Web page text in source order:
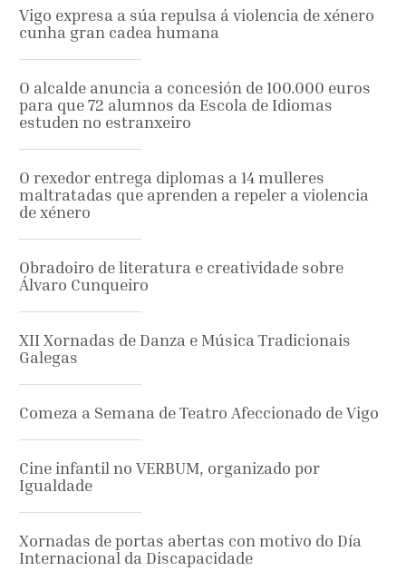
Vigo expresa a súa repulsa á violencia de xénero
cunha gran cadea humana
O alcalde anuncia a concesión de 100.000 euros
para que 72 alumnos da Escola de Idiomas
estuden no estranxeiro
O rexedor entrega diplomas a 14 mulleres
maltratadas que aprenden a repeler a violencia
de xénero
Obradoiro de literatura e creatividade sobre
Álvaro Cunqueiro
XII Xornadas de Danza e Música Tradicionais
Galegas
Comeza a Semana de Teatro Afeccionado de Vigo
Cine infantil no VERBUM, organizado por
Igualdade
Xornadas de portas abertas con motivo do Día
Internacional da Discapacidade